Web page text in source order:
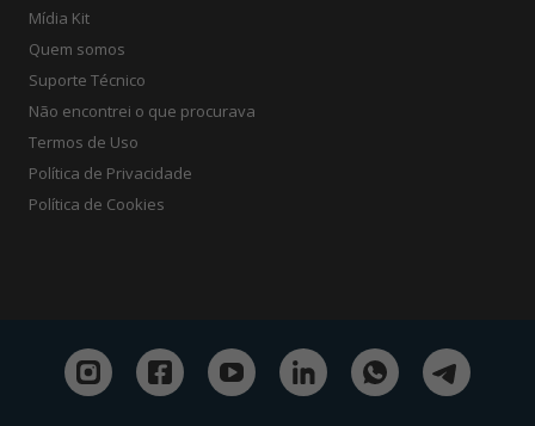
Mídia Kit
Quem somos
Suporte Técnico
Não encontrei o que procurava
Termos de Uso
Política de Privacidade
Política de Cookies